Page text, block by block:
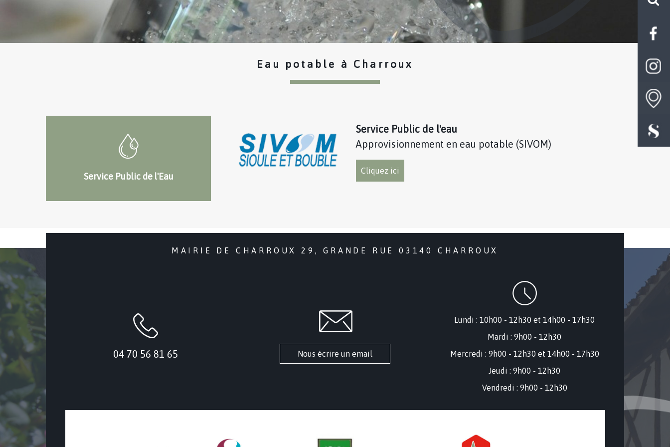
Eau potable à Charroux
Service Public de l'Eau
Service Public de l'eau
Approvisionnement en eau potable (SIVOM)
Cliquez ici
MAIRIE DE CHARROUX 29, GRANDE RUE 03140 CHARROUX
04 70 56 81 65 Nous écrire un email
Lundi : 10h00 - 12h30 et 14h00 - 17h30
Mardi : 9h00 - 12h30
Mercredi : 9 h00 - 12h30 et 14h00 - 17h30
Jeudi : 9h00 - 12h30
Vendredi : 9h00 - 12h30